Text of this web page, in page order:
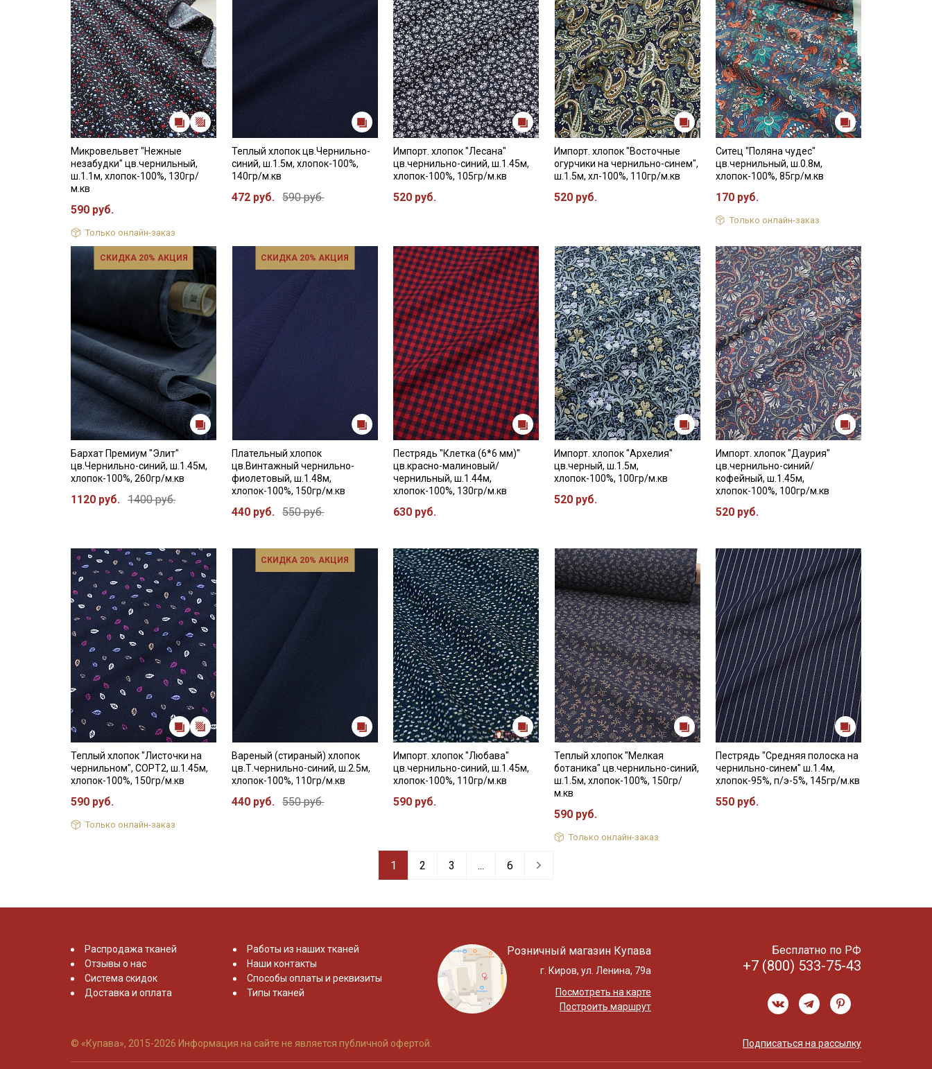
Микровельвет "Нежные
незабудки" цв.чернильный,
ш.1.1м, хлопок-100%, 130гр/
м.кв
590 руб.
Только онлайн-заказ
Теплый хлопок цв.Чернильно-
синий, ш.1.5м, хлопок-100%,
140гр/м.кв
472 руб. 590 руб.
Импорт. хлопок "Лесана"
цв.чернильно-синий, ш.1.45м,
хлопок-100%, 105гр/м.кв
520 руб.
Импорт. хлопок "Восточные
огурчики на чернильно-синем",
ш.1.5м, хл-100%, 110гр/м.кв
520 руб.
Ситец "Поляна чудес"
цв.чернильный, ш.0.8м,
хлопок-100%, 85гр/м.кв
170 руб.
Только онлайн-заказ
СКИДКА 20% АКЦИЯ
Бархат Премиум "Элит"
цв.Чернильно-синий, ш.1.45м,
хлопок-100%, 260гр/м.кв
1120 руб. 1400 руб.
СКИДКА 20% АКЦИЯ
Плательный хлопок
цв.Винтажный чернильно-
фиолетовый, ш.1.48м,
хлопок-100%, 150гр/м.кв
440 руб. 550 руб.
Пестрядь "Клетка (6*6 мм)"
цв.красно-малиновый/
чернильный, ш.1.44м,
хлопок-100%, 130гр/м.кв
630 руб.
Импорт. хлопок "Архелия"
цв.черный, ш.1.5м,
хлопок-100%, 100гр/м.кв
520 руб.
Импорт. хлопок "Даурия"
цв.чернильно-синий/
кофейный, ш.1.45м,
хлопок-100%, 100гр/м.кв
520 руб.
Теплый хлопок "Листочки на
чернильном", СОРТ2, ш.1.45м,
хлопок-100%, 150гр/м.кв
590 руб.
Только онлайн-заказ
СКИДКА 20% АКЦИЯ
Вареный (стираный) хлопок
цв.Т.чернильно-синий, ш.2.5м,
хлопок-100%, 110гр/м.кв
440 руб. 550 руб.
Импорт. хлопок "Любава"
цв.чернильно-синий, ш.1.45м,
хлопок-100%, 110гр/м.кв
590 руб.
Теплый хлопок "Мелкая
ботаника" цв.чернильно-синий,
ш.1.5м, хлопок-100%, 150гр/
м.кв
590 руб.
Только онлайн-заказ
Пестрядь "Средняя полоска на
чернильно-синем" ш.1.4м,
хлопок-95%, п/э-5%, 145гр/м.кв
550 руб.
1 2 3 ... 6
Распродажа тканей
Отзывы о нас
Система скидок
Доставка и оплата
Работы из наших тканей
Наши контакты
Способы оплаты и реквизиты
Типы тканей
Розничный магазин Купава
г. Киров, ул. Ленина, 79а
Посмотреть на карте
Построить маршрут
Бесплатно по РФ
+7 (800) 533-75-43
© «Купава», 2015-2026 Информация на сайте не является публичной офертой. Подписаться на рассылку
Согласие на получение рекламных и
информационных рассылок